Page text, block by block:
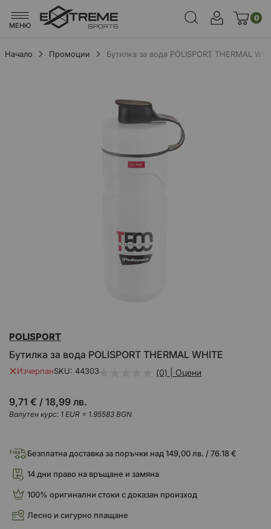
МЕНЮ
0
Начало Промоции
Бутилка за вода POLISPORT THERMAL
към
на
галерия
Бутилка за вода POLISPORT THERMAL WHITE
POLISPORT
ИзчерпанSKU 44303 (0) | Оцени
9,71 € / 18,99 лв.
Валутен курс: 1 EUR = 1.95583 BGN
Безплатна доставка за поръчки над 149,00 лв. / 76.18 €
14 дни право на връщане и замяна
100% оригинални стоки с доказан произход
Лесно и сигурно плащане